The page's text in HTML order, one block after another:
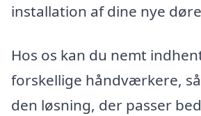
installation af dine nye
Hos os kan du nemt
forskellige håndværkere,
den løsning, der passer